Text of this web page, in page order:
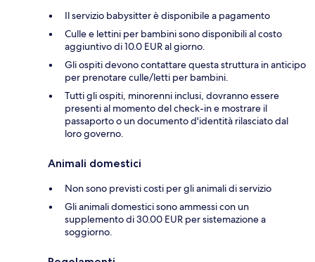
Il servizio babysitter è disponibile a pagamento
Culle e lettini per bambini sono disponibili al costo
aggiuntivo di 10.0 EUR al giorno.
Gli ospiti devono contattare questa struttura in anticipo
per prenotare culle/letti per bambini.
Tutti gli ospiti, minorenni inclusi, dovranno essere
presenti al momento del check-in e mostrare il
passaporto o un documento d'identità rilasciato dal
loro governo.
Animali domestici
Non sono previsti costi per gli animali di servizio
Gli animali domestici sono ammessi con un
supplemento di 30.00 EUR per sistemazione a
soggiorno.